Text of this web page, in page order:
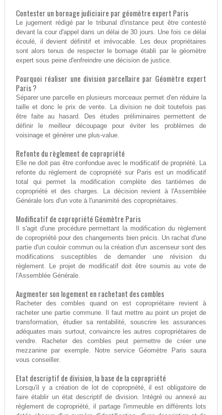
Contester un bornage judiciaire par géomètre expert Paris
Le jugement rédigé par le tribunal d'instance peut être contesté
devant la cour d'appel dans un délai de 30 jours. Une fois ce délai
écoulé, il devient définitif et irrévocable. Les deux propriétaires
sont alors tenus de respecter le bornage établi par le géomètre
expert sous peine d'enfreindre une décision de justice.
Pourquoi réaliser une division parcellaire par Géomètre expert
Paris ?
Séparer une parcelle en plusieurs morceaux permet d'en réduire la
taille et donc le prix de vente. La division ne doit toutefois pas
être faite au hasard. Des études préliminaires permettent de
définir le meilleur découpage pour éviter les problèmes de
voisinage et générer une plus-value.
Refonte du règlement de copropriété
Elle ne doit pas être confondue avec le modificatif de propriété. La
refonte du règlement de copropriété sur Paris est un modificatif
total qui permet la modification complète des tantièmes de
copropriété et des charges. La décision revient à l'Assemblée
Générale lors d'un vote à l'unanimité des copropriétaires.
Modificatif de copropriété Géomètre Paris
Il s'agit d'une procédure permettant la modification du règlement
de copropriété pour des changements bien précis. Un rachat d'une
partie d'un couloir commun ou la création d'un ascenseur sont des
modifications susceptibles de demander une révision du
règlement. Le projet de modificatif doit être soumis au vote de
l'Assemblée Générale.
Augmenter son logement en rachetant des combles
Racheter des combles quand on est copropriétaire revient à
racheter une partie commune. Il faut mettre au point un projet de
transformation, étudier sa rentabilité, souscrire les assurances
adéquates mais surtout, convaincre les autres copropriétaires de
vendre. Racheter des combles peut permettre de créer une
mezzanine par exemple. Notre service Géomètre Paris saura
vous conseiller.
Etat descriptif de division, la base de la copropriété
Lorsqu'il y a création de lot de copropriété, il est obligatoire de
faire établir un état descriptif de division. Intégré ou annexé au
règlement de copropriété, il partage l'immeuble en différents lots